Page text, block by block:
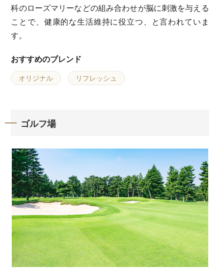
科のローズマリーなどの組み合わせが脳に刺激を与える
ことで、健康的な生活維持に役立つ、と言われていま
す。
おすすめのブレンド
オリジナル リフレッシュ
ゴルフ場